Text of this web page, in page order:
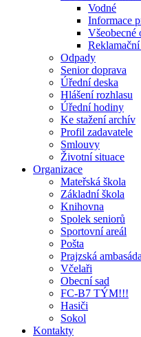
Vodné
Informace
Všeobecné
Reklamační
Odpady
Senior doprava
Úřední deska
Hlášení rozhlasu
Úřední hodiny
Ke stažení archív
Profil zadavatele
Smlouvy
Životní situace
Organizace
Mateřská škola
Základní škola
Knihovna
Spolek seniorů
Sportovní areál
Pošta
Prajzská ambasáda
Včelaři
Obecní sad
FC-B7 TÝM!!!
Hasiči
Sokol
Kontakty